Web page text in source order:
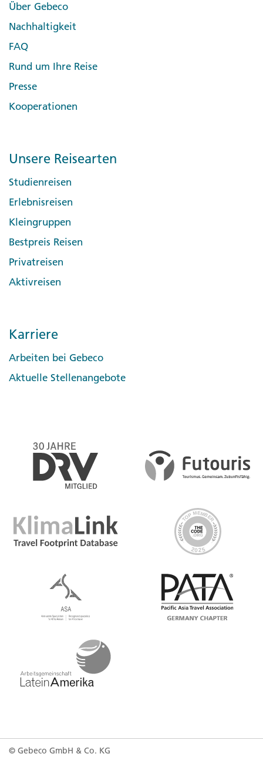
Über Gebeco
Nachhaltigkeit
FAQ
Rund um Ihre Reise
Presse
Kooperationen
Unsere Reisearten
Studienreisen
Erlebnisreisen
Kleingruppen
Bestpreis Reisen
Privatreisen
Aktivreisen
Karriere
Arbeiten bei Gebeco
Aktuelle Stellenangebote
© Gebeco GmbH & Co. KG